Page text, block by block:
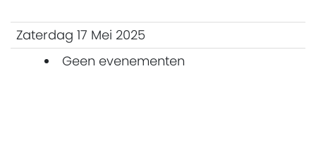
Zaterdag 17 Mei 2025
Geen evenementen